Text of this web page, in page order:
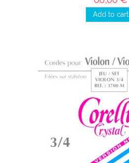
Add to cart